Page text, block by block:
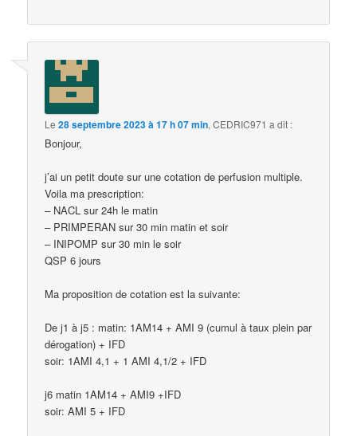
Le28 septembre 2023 à 17 h 07 min,CEDRIC971 a dit :
Bonjour,
j’ai un petit doute sur une cotation de perfusion multiple.
Voila ma prescription:
– NACL sur 24h le matin
– PRIMPERAN sur 30 min matin et soir
– INIPOMP sur 30 min le soir
QSP 6 jours
Ma proposition de cotation est la suivante:
De j1 à j5 : matin: 1AM14 + AMI 9 (cumul à taux plein par
dérogation) + IFD
soir: 1AMI 4,1 + 1 AMI 4,1/2 + IFD
j6 matin 1AM14 + AMI9 +IFD
soir: AMI 5 + IFD